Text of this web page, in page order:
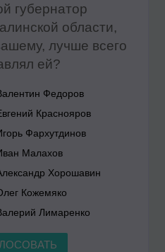
губернатор
области,
лучше всего
ей?
Федоров
Краснояров
Фархутдинов
Малахов
Хорошавин
Кожемяко
Лимаренко